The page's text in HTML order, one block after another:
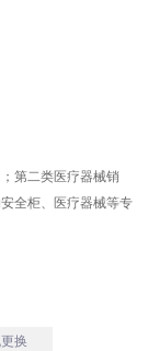
第二类医疗器械销
全柜、医疗器械等专
换